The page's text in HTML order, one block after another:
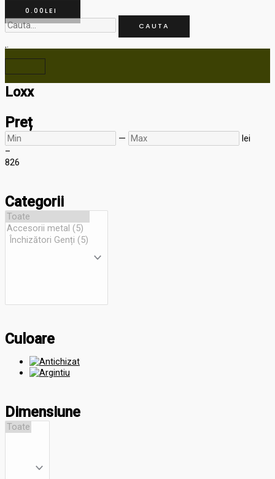
0.00 LEI
CAUTA
MAIN
MENU
Loxx
Preț
—
lei
–
826
Categorii
Culoare
Dimensiune